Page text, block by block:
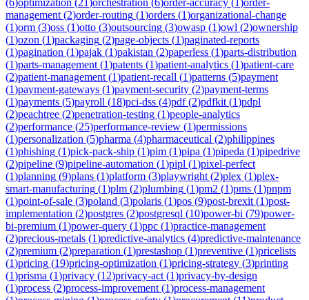
management (2)order-routing (1)orders (1)organizational-change
(1)orm (3)oss (1)otto (3)outsourcing (3)owasp (1)owl (2)ownership
(1)ozon (1)packaging (2)page-objects (1)paginated-reports
(1)pagination (1)pajak (1)pakistan (2)paperless (1)parts-distribution
(1)parts-management (1)patents (1)patient-analytics (1)patient-care
(2)patient-management (1)patient-recall (1)patterns (5)payment
(1)payment-gateways (1)payment-security (2)payment-terms
(1)payments (5)payroll (18)pci-dss (4)pdf(2)pdfkit (1)pdpl
(2)peachtree (2)penetration-testing (1)people-analytics
(2)performance (25)performance-review (1)permissions
(1)personalization (5)pharma (4)pharmaceutical (2)philippines
(1)phishing (1)pick-pack-ship (1)pim (1)pipa (1)pipeda (1)pipedrive
(2)pipeline (9)pipeline-automation (1)pipl (1)pixel-perfect
(1)planning (9)plans (1)platform (3)playwright (2)plex (1)plex-
smart-manufacturing (1)plm (2)plumbing (1)pm2 (1)pms (1)pnpm
(1)point-of-sale (3)poland (3)polaris (1)pos (9)post-brexit (1)post-
implementation (2)postgres (2)postgresql (10)power-bi (79)power-
bi-premium (1)power-query (1)ppc (1)practice-management
(2)precious-metals (1)predictive-analytics (4)predictive-maintenance
(2)premium (2)preparation (1)prestashop (1)preventive (1)pricelists
(1)pricing (19)pricing-optimization (1)pricing-strategy (3)printing
(1)prisma (1)privacy (12)privacy-act (1)privacy-by-design
(1)process (2)process-improvement (1)process-management